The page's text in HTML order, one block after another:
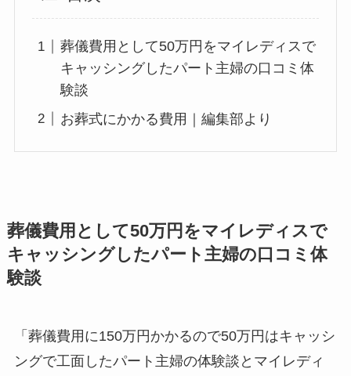
葬儀費用として50万円をマイレディスで
キャッシングしたパート主婦の口コミ体
験談
お葬式にかかる費用｜編集部より
葬儀費用として50万円をマイレディスで
キャッシングしたパート主婦の口コミ体
験談
「葬儀費用に150万円かかるので50万円はキャッシ
ングで工面したパート主婦の体験談とマイレディ